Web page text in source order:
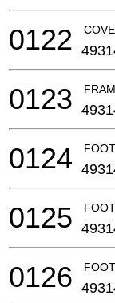
0122
0123
FOOT
0124
FOOT
0125
FOOT
0126